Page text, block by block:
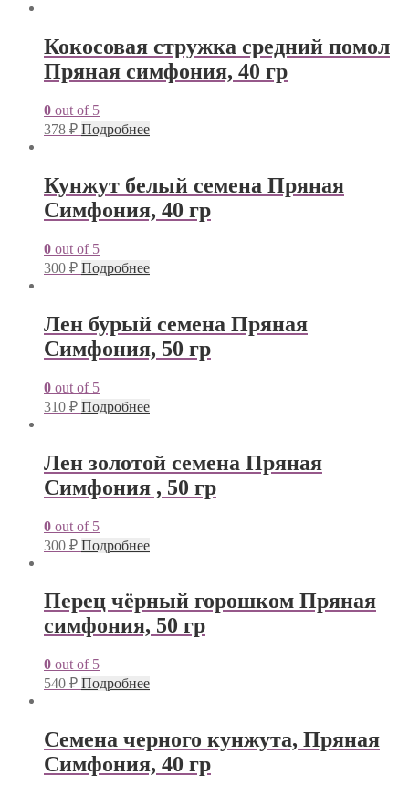
Кокосовая стружка средний помол
Пряная симфония, 40 гр
0 out of 5
378 ₽ Подробнее
Кунжут белый семена Пряная
Симфония, 40 гр
0 out of 5
300 ₽ Подробнее
Лен бурый семена Пряная
Симфония, 50 гр
0 out of 5
310 ₽ Подробнее
Лен золотой семена Пряная
Симфония , 50 гр
0 out of 5
300 ₽ Подробнее
Перец чёрный горошком Пряная
симфония, 50 гр
0 out of 5
540 ₽ Подробнее
Семена черного кунжута, Пряная
Симфония, 40 гр